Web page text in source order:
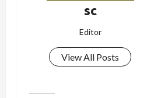
sc
Editor
View All Posts